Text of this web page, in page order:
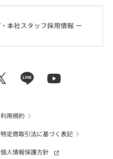
利用規約
特定商取引法に基づく表記
個人情報保護方針